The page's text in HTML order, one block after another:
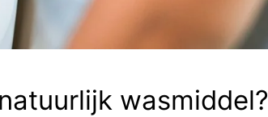
wasmiddel?